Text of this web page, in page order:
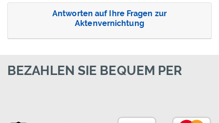
Antworten auf Ihre Fragen zur
Aktenvernichtung
BEZAHLEN SIE BEQUEM PER